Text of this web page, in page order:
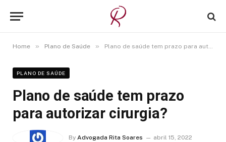
Home » Plano de Saúde » Plano de saúde tem prazo para autorizar cirurgia?
PLANO DE SAÚDE
Plano de saúde tem prazo
para autorizar cirurgia?
By Advogada Rita Soares
abril 15, 2022